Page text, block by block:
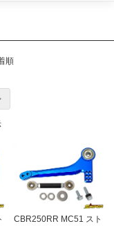
順
CBR250RR MC51 スト